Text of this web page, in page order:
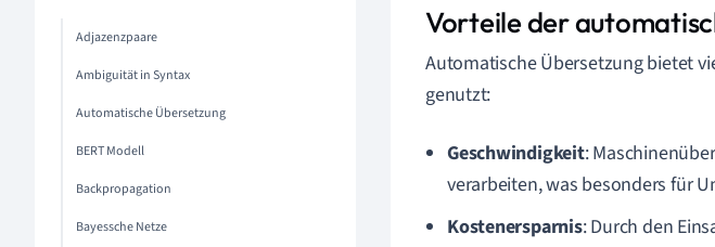
Adjazenzpaare
Ambiguität in Syntax
Automatische Übersetzung
BERT Modell
Backpropagation
Bayessche Netze
Vorteile der
Automatische Übersetzung bietet
genutzt:
Geschwindigkeit:
verarbeiten, was besonders für
Kostenersparnis: Durch den